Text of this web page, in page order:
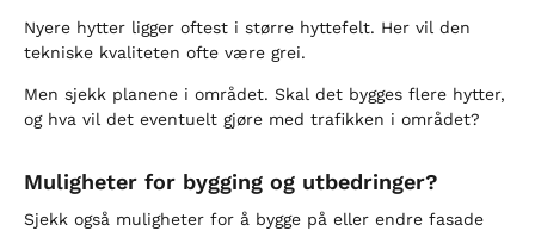
Nyere hytter ligger oftest i større hyttefelt. Her vil den
tekniske kvaliteten ofte være grei.
Men sjekk planene i området. Skal det bygges flere hytter,
og hva vil det eventuelt gjøre med trafikken i området?
Muligheter for bygging og utbedringer?
Sjekk også muligheter for å bygge på eller endre fasade